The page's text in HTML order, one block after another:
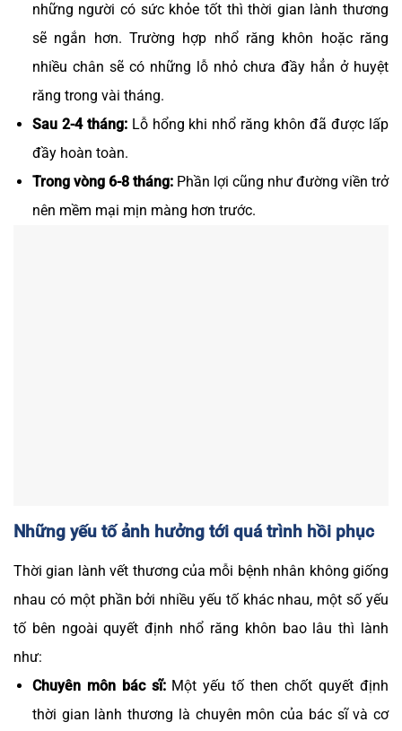
những người có sức khỏe tốt thì thời gian lành thương
sẽ ngắn hơn. Trường hợp nhổ răng khôn hoặc răng
nhiều chân sẽ có những lỗ nhỏ chưa đầy hẳn ở huyệt
răng trong vài tháng.
Sau 2-4 tháng:Lỗ hổng khi nhổ răng khôn đã được lấp
đầy hoàn toàn.
Trong vòng 6-8 tháng: Phần lợi cũng như đường viền trở
nên mềm mại mịn màng hơn trước.
Những yếu tố ảnh hưởng tới quá trình hồi phục
Thời gian lành vết thương của mỗi bệnh nhân không giống
nhau có một phần bởi nhiều yếu tố khác nhau, một số yếu
tố bên ngoài quyết định nhổ răng khôn bao lâu thì lành
như:
Chuyên môn bác sĩ: Một yếu tố then chốt quyết định
thời gian lành thương là chuyên môn của bác sĩ và cơ